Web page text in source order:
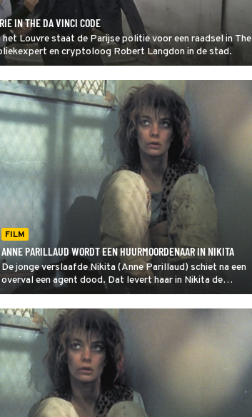
IN THE DA VINCI CODE
Louvre staat de Parijse politie voor een raadsel in The
en cryptoloog Robert Langdon in de stad.
FILM
ANNE PARILLAUD WORDT EEN HUURMOORDENAAR IN NIKITA
De jonge verslaafde Nikita (Anne Parillaud) schiet na een
overval een agent dood. Dat levert haar in Nikita de
doodstraf op, maar ze krijgt toch nog een kans op leven
door huurmoordenaar te worden voor een geheime
overheidsorganisatie.